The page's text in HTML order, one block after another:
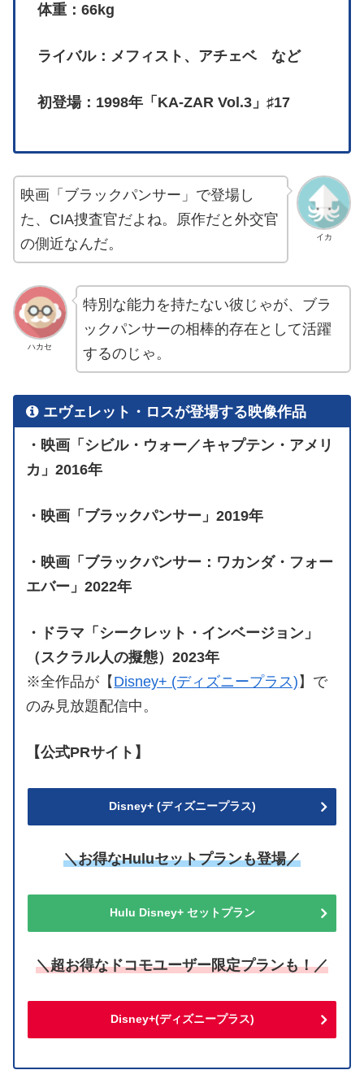
体重：66kg
ライバル：メフィスト、アチェベ など
初登場：1998年「KA-ZAR Vol.3」♯17
イカ
映画「ブラックパンサー」で登場し
た、CIA捜査官だよね。原作だと外交官
の側近なんだ。
ハカセ
特別な能力を持たない彼じゃが、ブラ
ックパンサーの相棒的存在として活躍
するのじゃ。
エヴェレット・ロスが登場する映像作品
・映画「シビル・ウォー／キャプテン・アメリ
カ」2016年
・映画「ブラックパンサー」2019年
・映画「ブラックパンサー：ワカンダ・フォー
エバー」2022年
・ドラマ「シークレット・インベージョン」
（スクラル人の擬態）2023年
※全作品が【 Disney+ (ディズニープラス) 】で
のみ見放題配信中。
【公式PRサイト】
Disney+ (ディズニープラス)
＼お得なHuluセットプランも登場／
Hulu Disney+ セットプラン
＼超お得なドコモユーザー限定プランも！／
Disney+(ディズニープラス)